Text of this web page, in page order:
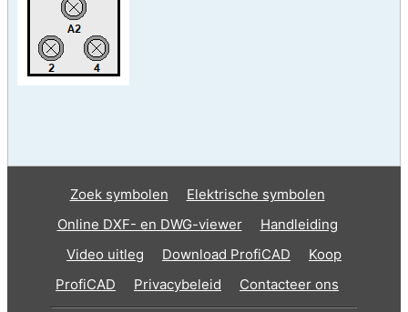
Zoek symbolen
Elektrische symbolen
Online DXF- en DWG-viewer
Handleiding
Video uitleg
Download ProfiCAD
Koop
ProfiCAD
Privacybeleid Contacteer ons